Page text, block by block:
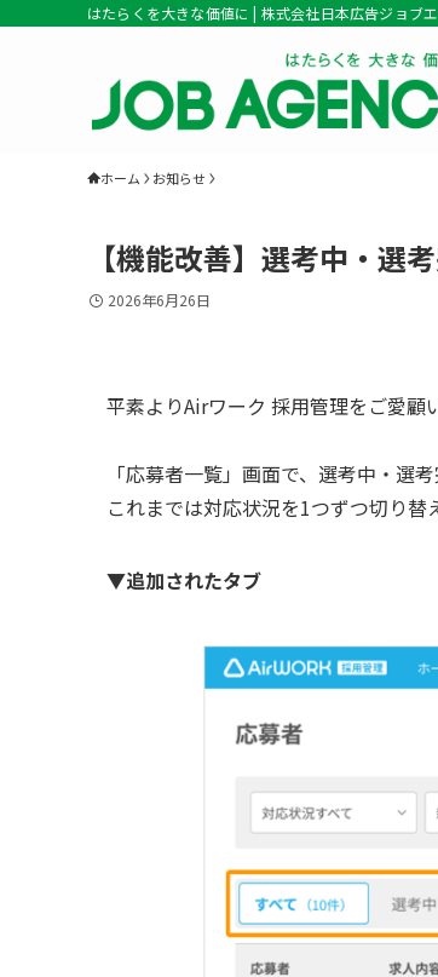
はたらくを大きな価値に | 株式会社日本広告ジョブ
ホーム お知らせ
【機能改善】選考中・選
2026年6月26日
平素よりAirワーク 採用管理をご愛顧
「応募者一覧」画面で、選考中・選
これまでは対応状況を1つずつ切り
▼追加されたタブ